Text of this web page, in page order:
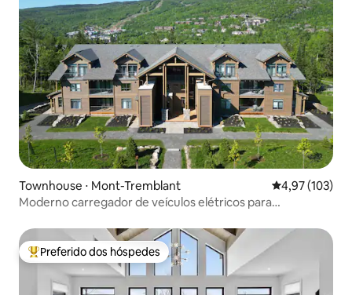
Townhouse ⋅ Mont-Tremblant 4,97 de uma
4,97 (103)
Moderno carregador de veículos elétricos para
Entre os melhores preferidos dos hóspedes
Preferido dos hóspedes